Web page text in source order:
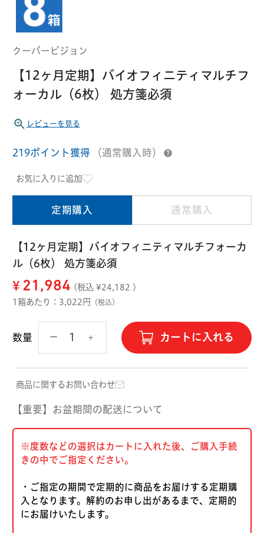
ソフト
定期便
ケア用品
アイミー
オフテクス
Myクーポン
ご利用案内
クーパービジョン
【12ヶ月定期】バイオフィニティマルチフ
ォーカル（6枚） 処方箋必須
レビューを見る
219ポイント獲得 （通常購入時）
お気に入りに追加
定期購入 通常購入
【12ヶ月定期】バイオフィニティマルチフォーカ
ル（6枚） 処方箋必須
¥ 21,984 (税込 ¥24,182 )
1箱あたり：3,022円
（税込）
数量 カートに入れる
商品に関するお問い合わせ
【重要】お盆期間の配送について
※度数などの選択はカートに入れた後、ご購入手続
きの中でご指定ください。
・ご指定の期間で定期的に商品をお届けする定期購
入となります。解約のお申し出があるまで、定期的
にお届けいたします。